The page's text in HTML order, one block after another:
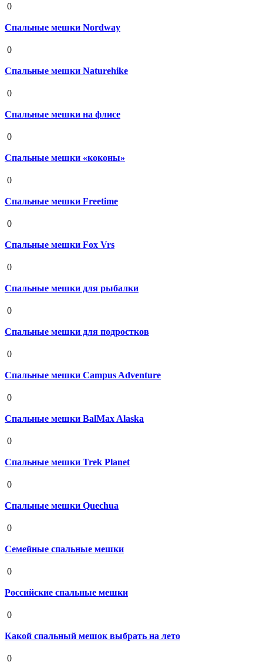
0
Спальные мешки Nordway
0
Спальные мешки Naturehike
0
Спальные мешки на флисе
0
Спальные мешки «коконы»
0
Спальные мешки Freetime
0
Спальные мешки Fox Vrs
0
Спальные мешки для рыбалки
0
Спальные мешки для подростков
0
Спальные мешки Campus Adventure
0
Спальные мешки BalMax Alaska
0
Спальные мешки Trek Planet
0
Спальные мешки Quechua
0
Семейные спальные мешки
0
Российские спальные мешки
0
Какой спальный мешок выбрать на лето
0